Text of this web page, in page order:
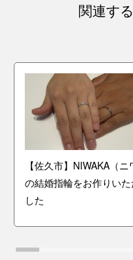
関連す
【佐久市】NIWAKA（ニ
の結婚指輪をお作りいた
した